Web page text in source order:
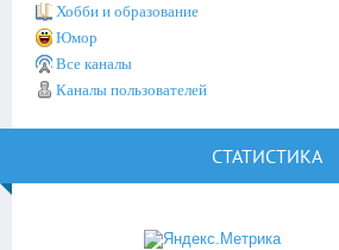
Хобби и образование
Юмор
Все каналы
Каналы пользователей
СТАТИСТИКА